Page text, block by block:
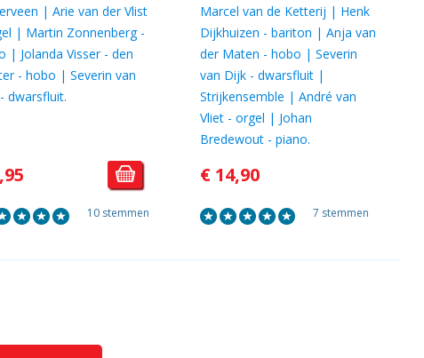
| Arie van der Vlist
| Martin Zonnenberg -
| Jolanda Visser - den
- hobo | Severin van
dwarsfluit.
10 stemmen
Marcel van de Ketterij | Henk
Dijkhuizen - bariton | Anja van
der Maten - hobo | Severin
van Dijk - dwarsfluit |
Strijkensemble | André van
Vliet - orgel | Johan
Bredewout - piano.
€ 14,90
7 stemmen